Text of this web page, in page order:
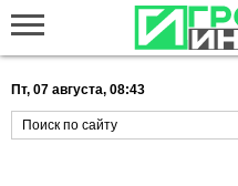
Пт, 07 августа, 08:43